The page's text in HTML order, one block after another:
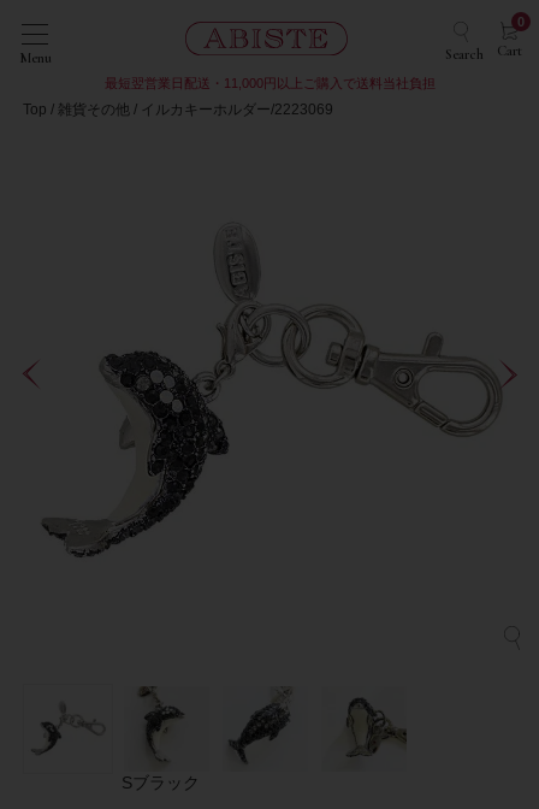
Menu Search Cart
0
最短翌営業日配送・11,000円以上ご購入で送料当社負担
Top 雑貨その他 イルカキーホルダー/2223069
Sブラック